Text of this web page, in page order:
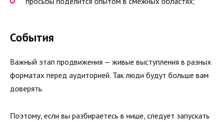
События
Важный этап продвижения — живые выступления в разных
фор­матах перед аудиторией. Так люди будут больше вам
доверять.
Поэтому, если вы разбираетесь в нише, следует запускать